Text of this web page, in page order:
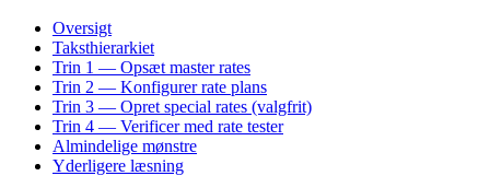
Oversigt
Taksthierarkiet
Trin 1 — Opsæt master rates
Trin 2 — Konfigurer rate plans
Trin 3 — Opret special rates (valgfrit)
Trin 4 — Verificer med rate tester
Almindelige mønstre
Yderligere læsning